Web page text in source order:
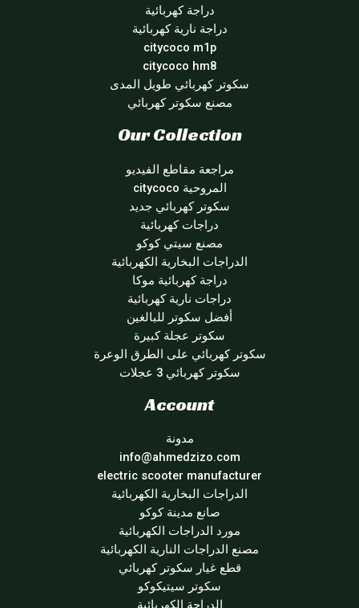
دراجة كهربائية
دراجة نارية كهربائية
citycoco m1p
citycoco hm8
سكوتر كهربائي طويل المدى
مصنع سكوتر كهربائي
Our Collection
مراجعة مقاطع الفيديو
المروحية citycoco
سكوتر كهربائي جديد
دراجات كهربائية
مصنع سيتي كوكو
الدراجات البخارية الكهربائية
دراجة كهربائية موكا
دراجات نارية كهربائية
أفضل سكوتر للبالغين
سكوتر عجلة كبيرة
سكوتر كهربائي على الطرق الوعرة
سكوتر كهربائي 3 عجلات
Account
مدونة
info@ahmedzizo.com
electric scooter manufacturer
الدراجات البخارية الكهربائية
صانع مدينة كوكو
مورد الدراجات الكهربائية
مصنع الدراجات النارية الكهربائية
قطع غيار سكوتر كهربائي
سكوتر سيتيكوكو